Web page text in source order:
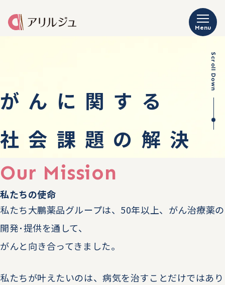
Menu
がんに関する
社会課題の解決
Scroll Down
Our Mission
私たちの使命
私たち大鵬薬品グループは、50年以上、がん治療薬の
開発･提供を通して、
がんと向き合ってきました。​
私たちが叶えたいのは、病気を治すことだけではあり